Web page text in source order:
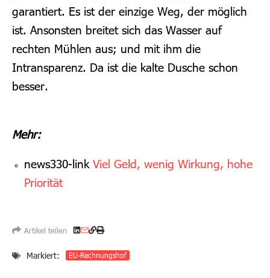
garantiert. Es ist der einzige Weg, der möglich
ist. Ansonsten breitet sich das Wasser auf
rechten Mühlen aus; und mit ihm die
Intransparenz. Da ist die kalte Dusche schon
besser.
Mehr:
news330-link Viel Geld, wenig Wirkung, hohe
Priorität
Artikel teilen
Markiert: EU-Rechnungshof